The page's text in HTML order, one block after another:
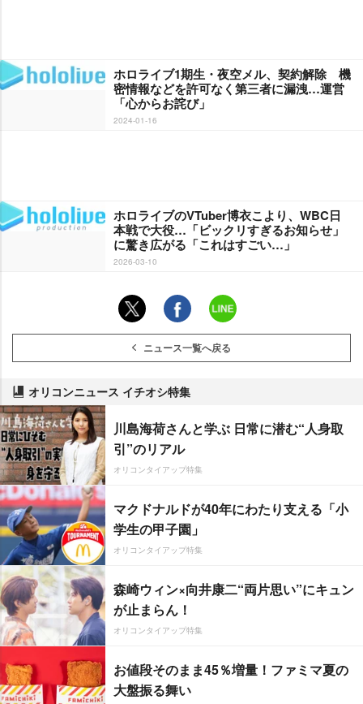
ホロライブ1期生・夜空メル、契約解除 機
密情報などを許可なく第三者に漏洩…運営
「心からお詫び」
2024-01-16
ホロライブのVTuber博衣こより、WBC日
本戦で大役…「ビックリすぎるお知らせ」
に驚き広がる「これはすごい…」
2026-03-10
ニュース一覧へ戻る
オリコンニュース イチオシ特集
川島海荷さんと学ぶ 日常に潜む“人身取
引”のリアル
オリコンタイアップ特集
マクドナルドが40年にわたり支える「小
学生の甲子園」
オリコンタイアップ特集
森崎ウィン×向井康二“両片思い”にキュン
が止まらん！
オリコンタイアップ特集
お値段そのまま45％増量！ファミマ夏の
大盤振る舞い